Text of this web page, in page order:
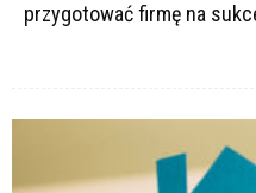
przygotować firmę na